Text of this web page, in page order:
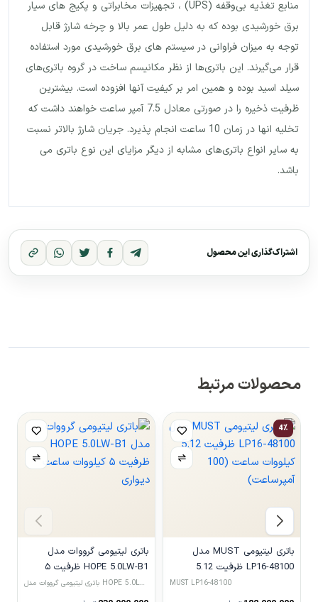
منابع تغذیه بی‌وقفه (UPS) ، تجهیزات مخابراتی و پکیج های سیار
برق خورشیدی بوده که به دلیل طول عمر بالا و چرخه شارژ قابل
توجه به میزان فراوانی در سیستم های برق خورشیدی مورد استفاده
قرار می‌گیرند. این باتری‌ها از نظر مکانیسم ساخت در گروه باتری‌های
سیلد اسید بوده و همین امر بر کیفیت آنها افزوده است. بیشترین
ظرفیت ذخیره را در صورتی معادل 7.5 آمپر ساعت خواهند داشت که
تخلیه انها در زمان 10 ساعت انجام پذیرد. جریان شارژ بالاتر نسبت
به سایر انواع باتری‌های مشابه از دیگر مزایای این نوع باتری می
باشد.
اشتراک‌گذاری این محصول
محصولات مرتبط
4٪
باتری لیتیومی MUST مدل
LP16-48100 ظرفیت 5.12
MUST LP16-48100
باتری لیتیومی گرووات مدل
HOPE 5.0LW-B1 ظرفیت ۵
کیلووات ساعت دیواری
باتری لیتیومی گرووات مدل HOPE 5.0LW-B1 ظرفیت ۵ کیلووات